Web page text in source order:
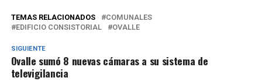
TEMAS RELACIONADOS
COMUNALES
EDIFICIO CONSISTORIAL
OVALLE
SIGUIENTE
Ovalle sumó 8 nuevas cámaras a su sistema de
televigilancia